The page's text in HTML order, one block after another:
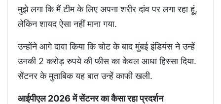
मुझे लगा कि मैं टीम के लिए अपना शरीर दांव पर लगा रहा हूं,
लेकिन शायद ऐसा नहीं माना गया.
उन्होंने आगे दावा किया कि चोट के बाद मुंबई इंडियंस ने उन्हें
उनकी 2 करोड़ रुपये की फीस का केवल आधा हिस्सा दिया.
सेंटनर के मुताबिक यह बात उन्हें काफी खली.
आईपीएल 2026 में सेंटनर का कैसा रहा प्रदर्शन